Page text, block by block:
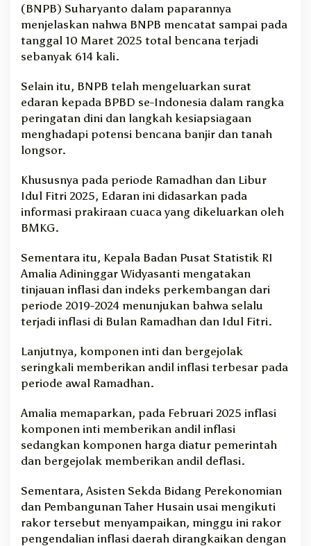
(BNPB) Suharyanto dalam paparannya
menjelaskan nahwa BNPB mencatat sampai pada
tanggal 10 Maret 2025 total bencana terjadi
sebanyak 614 kali.
Selain itu, BNPB telah mengeluarkan surat
edaran kepada BPBD se-Indonesia dalam rangka
peringatan dini dan langkah kesiapsiagaan
menghadapi potensi bencana banjir dan tanah
longsor.
Khususnya pada periode Ramadhan dan Libur
Idul Fitri 2025, Edaran ini didasarkan pada
informasi prakiraan cuaca yang dikeluarkan oleh
BMKG.
Sementara itu, Kepala Badan Pusat Statistik RI
Amalia Adininggar Widyasanti mengatakan
tinjauan inflasi dan indeks perkembangan dari
periode 2019-2024 menunjukan bahwa selalu
terjadi inflasi di Bulan Ramadhan dan Idul Fitri.
Lanjutnya, komponen inti dan bergejolak
seringkali memberikan andil inflasi terbesar pada
periode awal Ramadhan.
Amalia memaparkan, pada Februari 2025 inflasi
komponen inti memberikan andil inflasi
sedangkan komponen harga diatur pemerintah
dan bergejolak memberikan andil deflasi.
Sementara, Asisten Sekda Bidang Perekonomian
dan Pembangunan Taher Husain usai mengikuti
rakor tersebut menyampaikan, minggu ini rakor
pengendalian inflasi daerah dirangkaikan dengan